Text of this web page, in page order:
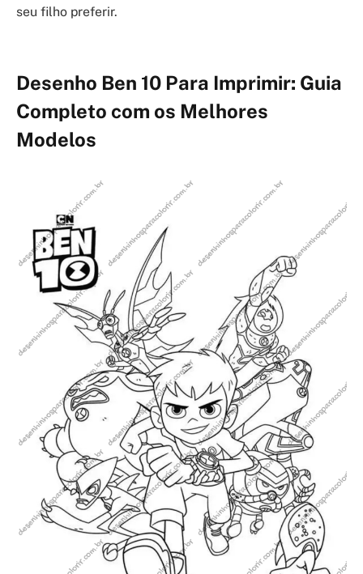
seu filho preferir.
Desenho Ben 10 Para Imprimir: Guia
Completo com os Melhores
Modelos